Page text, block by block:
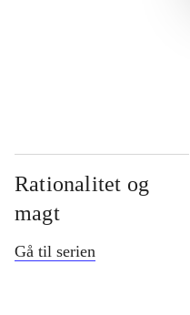
Rationalitet og
magt
Gå til serien